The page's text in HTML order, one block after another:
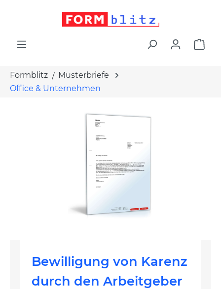
Formblitz
Musterbriefe
Office & Unternehmen
Bewilligung von Karenz
durch den Arbeitgeber